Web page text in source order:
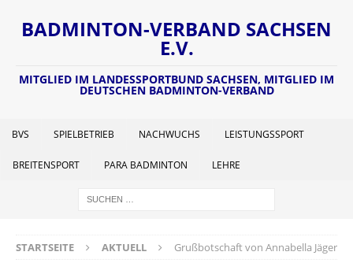
BADMINTON-VERBAND SACHSEN
E.V.
MITGLIED IM LANDESSPORTBUND SACHSEN, MITGLIED IM
DEUTSCHEN BADMINTON-VERBAND
BVS SPIELBETRIEB NACHWUCHS LEISTUNGSSPORT
BREITENSPORT PARA BADMINTON LEHRE
STARTSEITE AKTUELL Grußbotschaft von Annabella Jäger